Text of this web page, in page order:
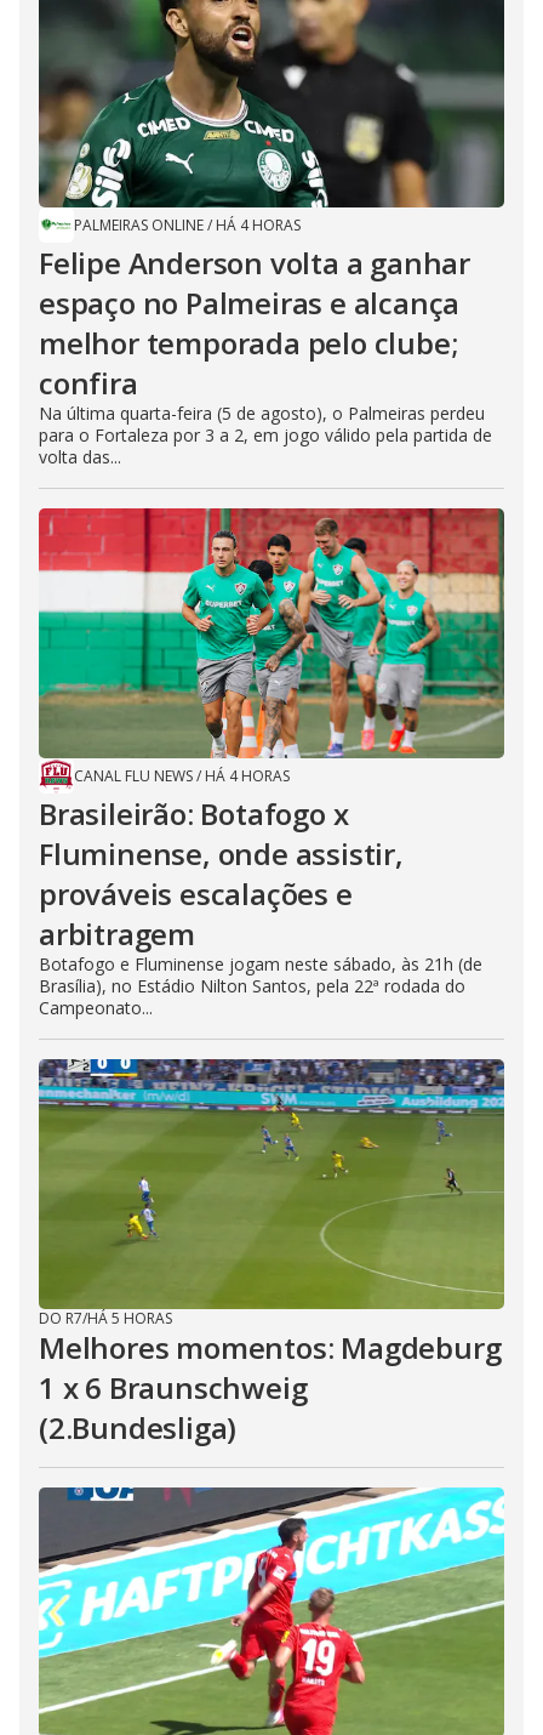
PALMEIRAS ONLINE/ HÁ 4 HORAS
Felipe Anderson volta a ganhar
espaço no Palmeiras e alcança
melhor temporada pelo clube;
confira
Na última quarta-feira (5 de agosto), o Palmeiras perdeu
para o Fortaleza por 3 a 2, em jogo válido pela partida de
volta das...
CANAL FLU NEWS/ HÁ 4 HORAS
Brasileirão: Botafogo x
Fluminense, onde assistir,
prováveis escalações e
arbitragem
Botafogo e Fluminense jogam neste sábado, às 21h (de
Brasília), no Estádio Nilton Santos, pela 22ª rodada do
Campeonato...
DO R7/HÁ 5 HORAS
Melhores momentos: Magdeburg
1 x 6 Braunschweig
(2.Bundesliga)